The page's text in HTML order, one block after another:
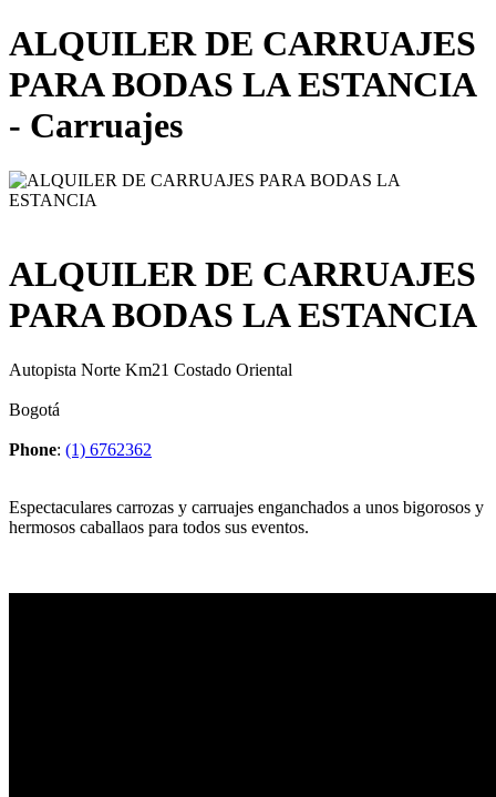
ALQUILER DE CARRUAJES
PARA BODAS LA ESTANCIA
- Carruajes
ALQUILER DE CARRUAJES
PARA BODAS LA ESTANCIA
Autopista Norte Km21 Costado Oriental
Bogotá
Phone: (1) 6762362
Espectaculares carrozas y carruajes enganchados a unos bigorosos y
hermosos caballaos para todos sus eventos.